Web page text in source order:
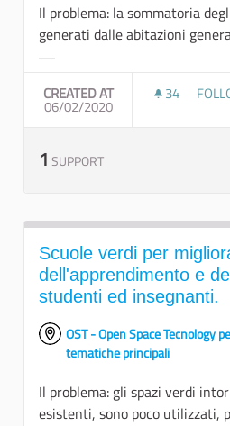
Il problema: la sommatoria
generati dalle abitazioni
CREATED AT
06/02/2020
34 34
1 SUPPORT
Scuole verdi per
dell'apprendimento e
studenti ed insegnanti.
OST - Open Space Tecnology
tematiche principali
Il problema: gli spazi verdi
esistenti, sono poco utilizzati,